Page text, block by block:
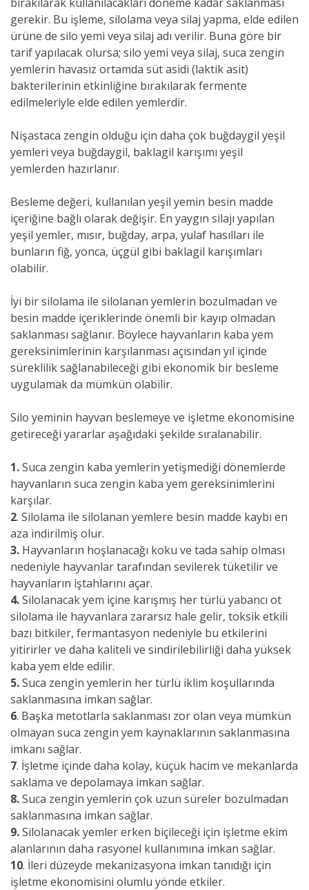
gerekir. Bu işleme, silolama veya silaj yapma, elde edilen
ürüne de silo yemi veya silaj adı verilir. Buna göre bir
tarif yapılacak olursa; silo yemi veya silaj, suca zengin
yemlerin havasız ortamda süt asidi (laktik asit)
bakterilerinin etkinliğine bırakılarak fermente
edilmeleriyle elde edilen yemlerdir.
Nişastaca zengin olduğu için daha çok buğdaygil yeşil
yemleri veya buğdaygil, baklagil karışımı yeşil
yemlerden hazırlanır.
Besleme değeri, kullanılan yeşil yemin besin madde
içeriğine bağlı olarak değişir. En yaygın silajı yapılan
yeşil yemler, mısır, buğday, arpa, yulaf hasılları ile
bunların fiğ, yonca, üçgül gibi baklagil karışımları
olabilir.
İyi bir silolama ile silolanan yemlerin bozulmadan ve
besin madde içeriklerinde önemli bir kayıp olmadan
saklanması sağlanır. Böylece hayvanların kaba yem
gereksinimlerinin karşılanması açısından yıl içinde
süreklilik sağlanabileceği gibi ekonomik bir besleme
uygulamak da mümkün olabilir.
Silo yeminin hayvan beslemeye ve işletme ekonomisine
getireceği yararlar aşağıdaki şekilde sıralanabilir.
1.Suca zengin kaba yemlerin yetişmediği dönemlerde
hayvanların suca zengin kaba yem gereksinimlerini
karşılar.
2. Silolama ile silolanan yemlere besin madde kaybı en
aza indirilmiş olur.
3. Hayvanların hoşlanacağı koku ve tada sahip olması
nedeniyle hayvanlar tarafından sevilerek tüketilir ve
hayvanların iştahlarını açar.
4.Silolanacak yem içine karışmış her türlü yabancı ot
silolama ile hayvanlara zararsız hale gelir, toksik etkili
bazı bitkiler, fermantasyon nedeniyle bu etkilerini
yitirirler ve daha kaliteli ve sindirilebilirliği daha yüksek
kaba yem elde edilir.
5.Suca zengin yemlerin her türlü iklim koşullarında
saklanmasına imkan sağlar.
6. Başka metotlarla saklanması zor olan veya mümkün
olmayan suca zengin yem kaynaklarının saklanmasına
imkanı sağlar.
7. İşletme içinde daha kolay, küçük hacim ve mekanlarda
saklama ve depolamaya imkan sağlar.
8.Suca zengin yemlerin çok uzun süreler bozulmadan
saklanmasına imkan sağlar.
9.Silolanacak yemler erken biçileceği için işletme ekim
alanlarının daha rasyonel kullanımına imkan sağlar.
10. İleri düzeyde mekanizasyona imkan tanıdığı için
işletme ekonomisini olumlu yönde etkiler.